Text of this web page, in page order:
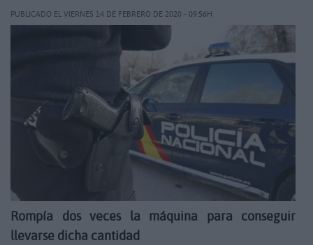
PUBLICADO EL VIERNES 14 DE FEBRERO DE 2020 - 09:56H
Rompía dos veces la máquina para conseguir
llevarse dicha cantidad